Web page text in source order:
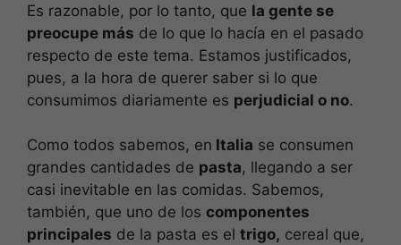
Es razonable, por lo tanto, que la gente se
preocupe más de lo que lo hacía en el pasado
respecto de este tema. Estamos justificados,
pues, a la hora de querer saber si lo que
consumimos diariamente es perjudicial o no.
Como todos sabemos, en Italia se consumen
grandes cantidades de pasta, llegando a ser
casi inevitable en las comidas. Sabemos,
también, que uno de los componentes
principales de la pasta es el trigo, cereal que,